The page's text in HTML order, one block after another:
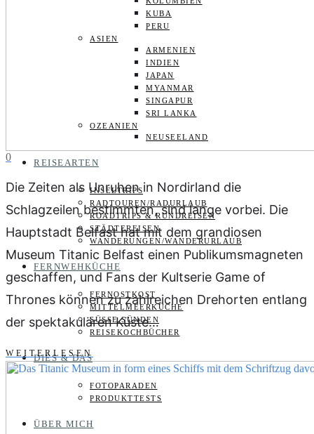
KUBA
PERU
ASIEN
ARMENIEN
INDIEN
JAPAN
MYANMAR
SINGAPUR
SRI LANKA
OZEANIEN
NEUSEELAND
REISEARTEN
INSELTRIPS
RADTOUREN/RADURLAUB
ROADTRIPS & RUNDREISEN
STÄDTEREISEN
WANDERUNGEN/WANDERURLAUB
FERNWEHKÜCHE
FERNOSTKOST
MITTELMEERKÜCHE
SÜSSE SÜNDEN
REISEKOCHBÜCHER
DIES & DAS
FOTOPARADEN
PRODUKTTESTS
ÜBER MICH
0
Die Zeiten als Unruhen in Nordirland die
Schlagzeilen bestimmten, sind lange vorbei. Die
Hauptstadt Belfast hat mit dem grandiosen
Museum Titanic Belfast einen Publikumsmagneten
geschaffen, und Fans der Kultserie Game of
Thrones können zu zahlreichen Drehorten entlang
der spektakulären Küste…
WEITERLESEN